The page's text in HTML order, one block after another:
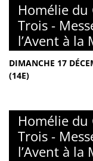
Homélie
Trois -
l’Avent à la
DIMANCHE 17
(14E)
Homélie
Trois -
l’Avent à la